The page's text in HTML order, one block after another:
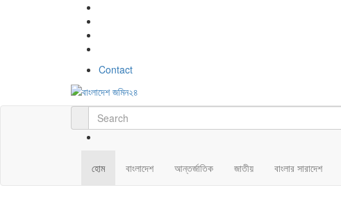
Contact
হোম বাংলাদেশ আন্তর্জাতিক জাতীয় বাংলার সারাদেশ